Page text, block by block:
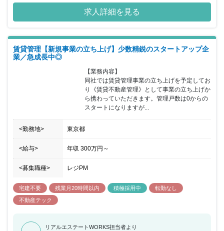
年以上の歴史を誇り、グループ会社とのネットワークが活かしなが
ら紹介での取引も増加しており、売上も右肩上がりで成長を続けて
います。第二創業期を迎える同社は《新宿No.1》を目指して事業拡
備にも力を入れています。採用については何より人柄を重視してお
り、共に成長していただける仲間を募っています。また業界では珍
しい土日休みや年間休日123日などワークライフバランスを実現し
た働き方が可能となっており「将来の安定」「働きやすさ」のどち
らも叶えることが出来る企業となっております。また未経験者でも
積極的に採用を進めているため、これから不動産業界にチャレンジ
していきたい方にもお勧めの案件となっております。
求人詳細を見る
賃貸管理【新規事業の立ち上げ】少数精鋭のスタートアップ企
業／急成長中◎
【業務内容】
同社では賃貸管理事業の立ち上げを予定してお
り《賃貸不動産管理》として事業の立ち上げか
ら携わっていただきます。管理戸数は0からの
スタートになりますが...
<勤務地> 東京都
<給与> 年収 300万円 ～
<募集職種> レジPM
宅建不要 残業月20時間以内 積極採用中
転勤なし
不動産テック
リアルエステートWORKS担当者より